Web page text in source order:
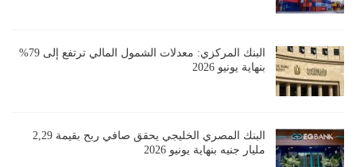
البنك المركزي: معدلات الشمول المالي ترتفع إلى 79%
بنهاية يونيو 2026
البنك المصري الخليجي يحقق صافي ربح بقيمة 2,29
مليار جنيه بنهاية يونيو 2026